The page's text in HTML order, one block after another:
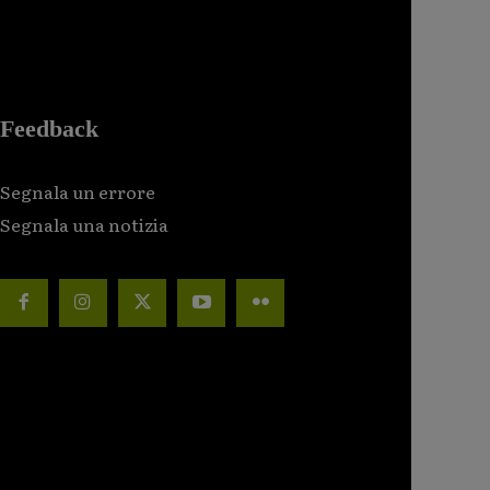
Feedback
Segnala un errore
Segnala una notizia